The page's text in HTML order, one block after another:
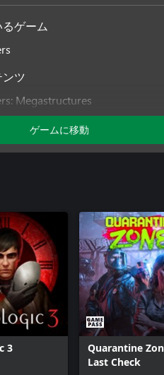
ゲーム
ンツ
Megastructures
ゲームに移動
3
Quarantine
Last Check